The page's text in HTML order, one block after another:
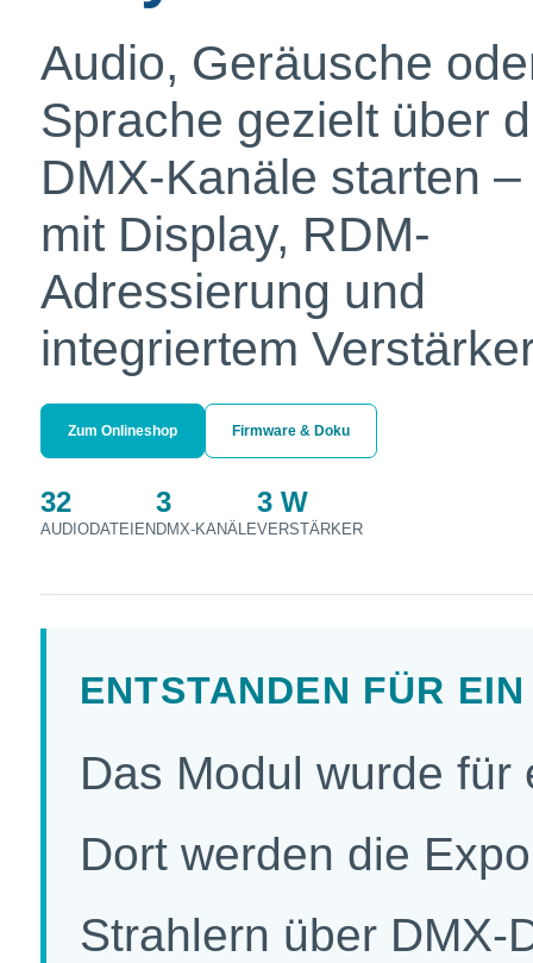
Audio, Geräusche
Sprache gezielt über
DMX-Kanäle starten –
mit Display, RDM-
Adressierung und
integriertem
Zum Onlineshop Firmware & Doku
32
AUDIODATEIEN
3
DMX-KANÄLE
3 W
VERSTÄRKER
ENTSTANDEN FÜR
Das Modul wurde
Dort werden die
Strahlern über DMX-